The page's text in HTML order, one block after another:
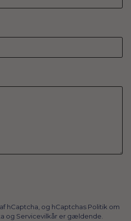
hCaptcha, og hCaptchas Politik om
og Servicevilkår er gældende.